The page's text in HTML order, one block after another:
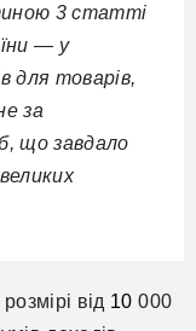
3 статті
— у
для товарів,
за
що завдало
від 10 000